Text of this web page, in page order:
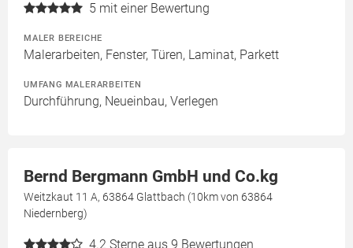
5 mit einer Bewertung
MALER BEREICHE
Malerarbeiten, Fenster, Türen, Laminat, Parkett
UMFANG MALERARBEITEN
Durchführung, Neueinbau, Verlegen
Bernd Bergmann GmbH und Co.kg
Weitzkaut 11 A, 63864 Glattbach (10km von 63864
Niedernberg)
4.2 Sterne aus 9 Bewertungen